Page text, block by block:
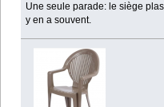
Une seule parade: le siège
y en a souvent.